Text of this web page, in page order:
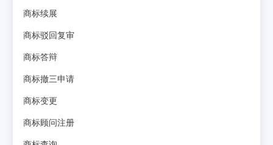
商标续展
商标驳回复审
商标答辩
商标撤三申请
商标变更
商标顾问注册